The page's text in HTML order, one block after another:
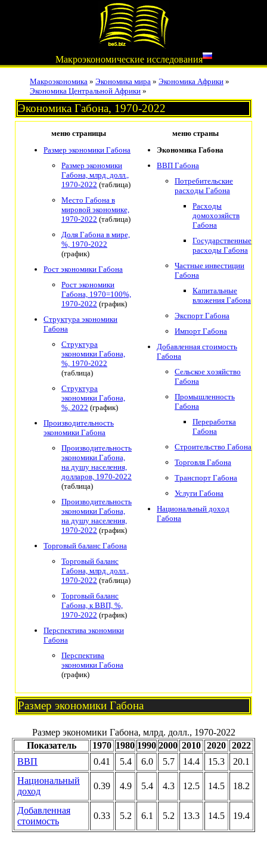
Макроэкономические исследования
Макроэкономика » Экономика мира » Экономика Африки »
Экономика Центральной Африки »
Экономика Габона, 1970-2022
меню страницы
меню страны
Размер экономики Габона
Размер экономики
Габона, млрд. долл.,
1970-2022 (таблица)
Место Габона в
мировой экономике,
1970-2022 (таблица)
Доля Габона в мире,
%, 1970-2022
(график)
Рост экономики Габона
Рост экономики
Габона, 1970=100%,
1970-2022 (график)
Структура экономики
Габона
Структура
экономики Габона,
%, 1970-2022
(таблица)
Структура
экономики Габона,
%, 2022 (график)
Производительность
экономики Габона
Производительность
экономики Габона,
на душу населения,
долларов, 1970-2022
(таблица)
Производительность
экономики Габона,
на душу населения,
1970-2022 (график)
Торговый баланс Габона
Торговый баланс
Габона, млрд. долл.,
1970-2022 (таблица)
Торговый баланс
Габона, к ВВП, %,
1970-2022 (график)
Перспектива экономики
Габона
Перспектива
экономики Габона
(график)
Экономика Габона
ВВП Габона
Потребительские
расходы Габона
Расходы
домохозяйств
Габона
Государственные
расходы Габона
Частные инвестиции
Габона
Капитальные
вложения Габона
Экспорт Габона
Импорт Габона
Добавленная стоимость
Габона
Сельское хозяйство
Габона
Промышленность
Габона
Переработка
Габона
Строительство Габона
Торговля Габона
Транспорт Габона
Услуги Габона
Национальный доход
Габона
Размер экономики Габона
Размер экономики Габона, млрд. долл., 1970-2022
Показатель
1970 1980 1990 2000 2010 2020 2022
ВВП
0.41 5.4 6.0 5.7 14.4 15.3
20.1
Национальный
доход
0.39 4.9 5.4 4.3 12.5 14.5 18.2
Добавленная
стоимость
0.33 5.2 6.1 5.2 13.3 14.5 19.4